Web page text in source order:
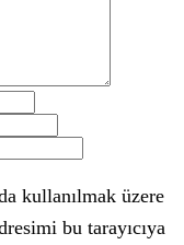
kullanılmak üzere
bu tarayıcıya